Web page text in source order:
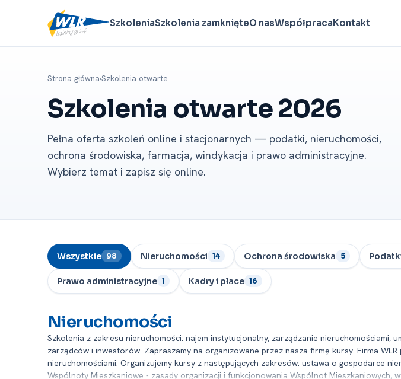
SzkoleniaSzkolenia zamknięteO nasWspółpracaKontakt
Strona główna›Szkolenia otwarte
Szkolenia otwarte 2026
Pełna oferta szkoleń online i stacjonarnych — podatki, nieruchomości,
ochrona środowiska, farmacja, windykacja i prawo administracyjne.
Wybierz temat i zapisz się online.
Wszystkie 98 Nieruchomości 14 Ochrona środowiska 5
Prawo administracyjne 1 Kadry i płace 16
Nieruchomości
Szkolenia z zakresu nieruchomości: najem instytucjonalny, zarządzanie nieruchomościami,
zarządców i inwestorów. Zapraszamy na organizowane przez nasza firmę kursy. Firma
nieruchomościami. Organizujemy kursy z następujących zakresów: ustawa o gospodarce
Wspólnoty Mieszkaniowe -⁠ zasady organizacji i funkcjonowania Wspólnot Mieszkaniowych,